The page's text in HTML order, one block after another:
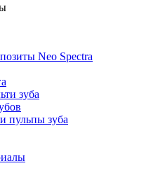
Neo Spectra
зуба
пульпы зуба